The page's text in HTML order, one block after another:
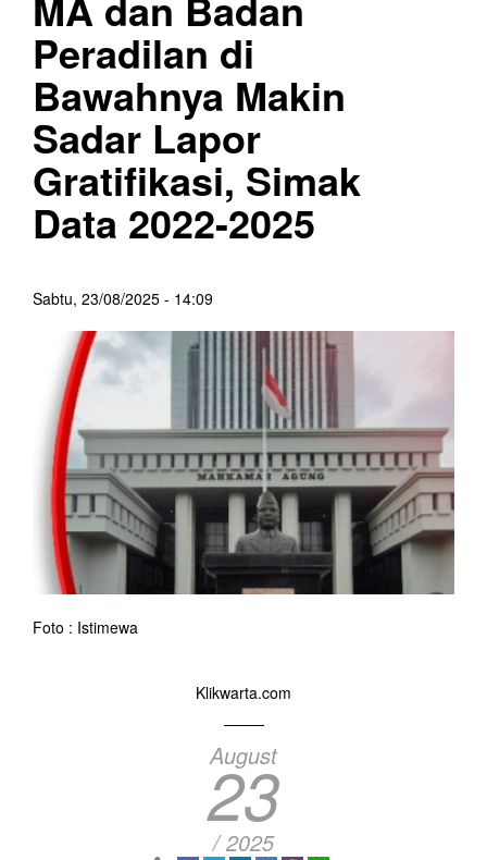
Peradilan di
Bawahnya Makin
Sadar Lapor
Gratifikasi, Simak
Data 2022-2025
Sabtu, 23/08/2025 - 14:09
Foto : Istimewa
Klikwarta.com
August
23
/ 2025